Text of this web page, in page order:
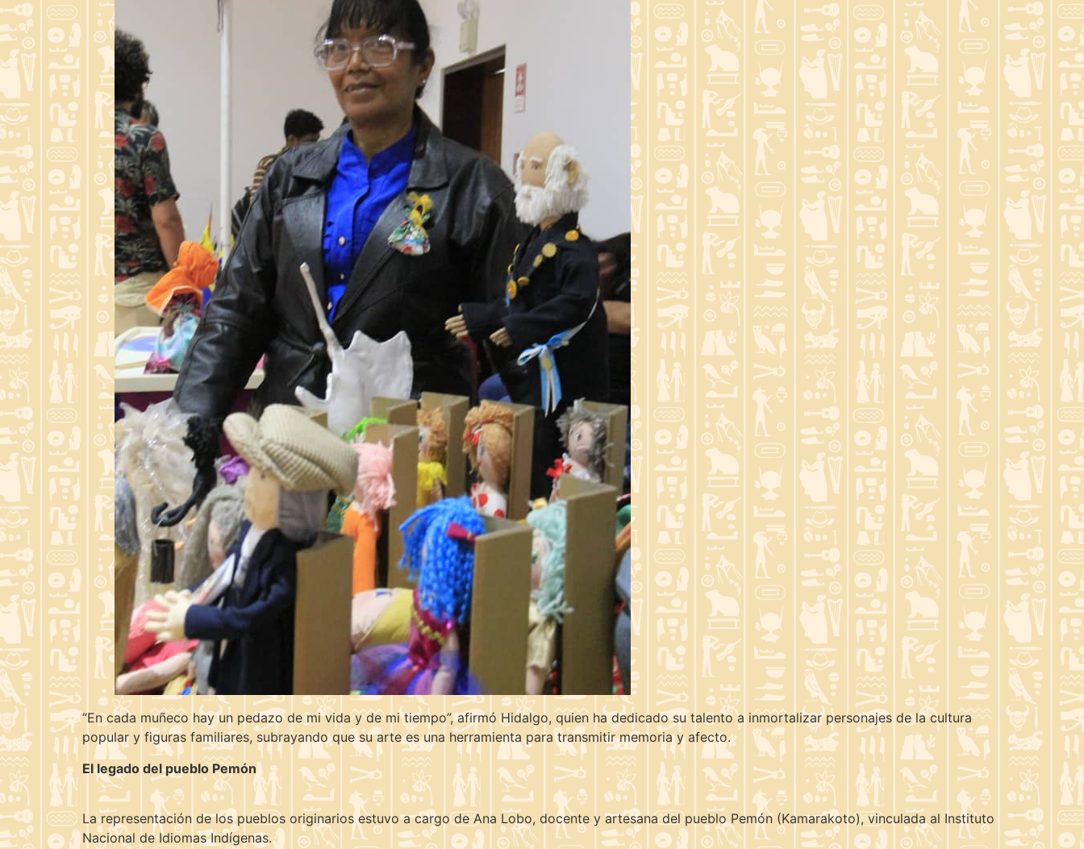
“En cada muñeco hay un pedazo de mi vida y de mi tiempo”, afirmó Hidalgo, quien ha dedicado su talento a inmortalizar personajes de la cultura
popular y figuras familiares, subrayando que su arte es una herramienta para transmitir memoria y afecto.
El legado del pueblo Pemón
La representación de los pueblos originarios estuvo a cargo de Ana Lobo, docente y artesana del pueblo Pemón (Kamarakoto), vinculada al Instituto
Nacional de Idiomas Indígenas.